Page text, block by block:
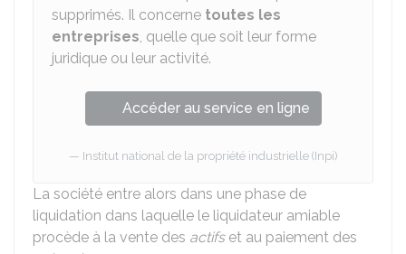
supprimés. Il concerne toutes les
entreprises, quelle que soit leur forme
juridique ou leur activité.
Accéder au service en ligne
Institut national de la propriété industrielle (Inpi)
La société entre alors dans une phase de
liquidation dans laquelle le liquidateur amiable
procède à la vente des actifset au paiement des